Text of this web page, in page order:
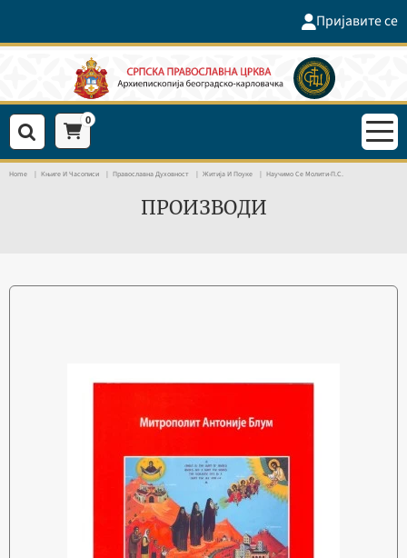
Пријавите се
0
Home Књиге И Часописи Православна Духовност Житија И Поуке Научимо Се Молити-П.С.
ПРОИЗВОДИ